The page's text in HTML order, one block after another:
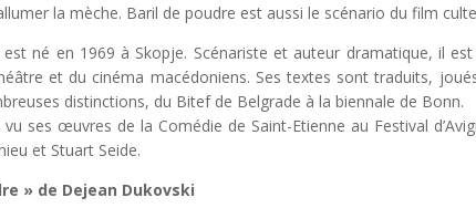
la mèche. Baril de poudre est aussi le scénario du film
né en 1969 à Skopje. Scénariste et auteur dramatique, il
et du cinéma macédoniens. Ses textes sont traduits,
distinctions, du Bitef de Belgrade à la biennale de Bonn.
ses œuvres de la Comédie de Saint-Etienne au Festival
et Stuart Seide.
» de Dejean Dukovski